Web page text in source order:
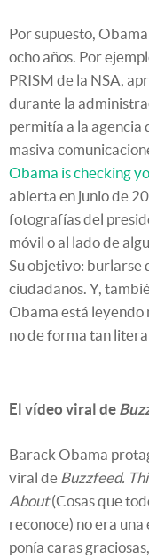
Por supuesto,
ocho años. Por
PRISM de la NSA,
durante la
permitía a la
masiva
Obama is checking
abierta en junio de
fotografías del
móvil o al lado de
Su objetivo: burlarse
ciudadanos. Y,
Obama está
no de forma tan
El vídeo viral de
Barack Obama
viral de Buzzfeed.
About(Cosas que
reconoce) no era
ponía caras